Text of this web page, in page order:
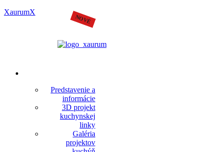
XaurumX
PROJEKTY
Predstavenie a
informácie
3D projekt
kuchynskej
linky
Galéria
projektov